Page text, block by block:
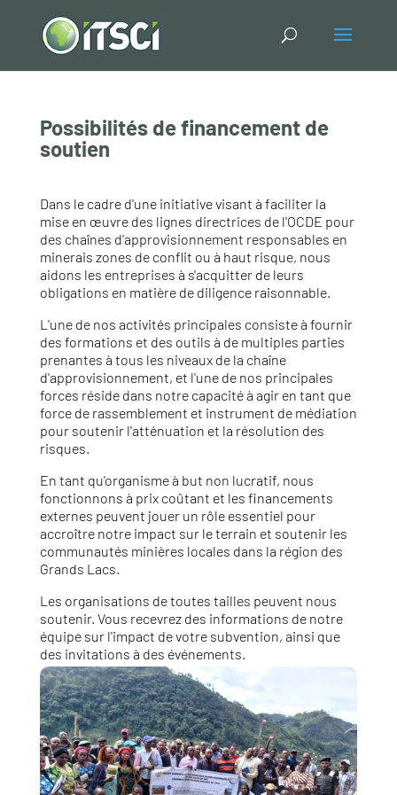
Possibilités de financement de
soutien
Dans le cadre d'une initiative visant à faciliter la
mise en œuvre des lignes directrices de l'OCDE pour
des chaînes d'approvisionnement responsables en
minerais zones de conflit ou à haut risque, nous
aidons les entreprises à s'acquitter de leurs
obligations en matière de diligence raisonnable.
L'une de nos activités principales consiste à fournir
des formations et des outils à de multiples parties
prenantes à tous les niveaux de la chaîne
d'approvisionnement, et l'une de nos principales
forces réside dans notre capacité à agir en tant que
force de rassemblement et instrument de médiation
pour soutenir l'atténuation et la résolution des
risques.
En tant qu'organisme à but non lucratif, nous
fonctionnons à prix coûtant et les financements
externes peuvent jouer un rôle essentiel pour
accroître notre impact sur le terrain et soutenir les
communautés minières locales dans la région des
Grands Lacs.
Les organisations de toutes tailles peuvent nous
soutenir. Vous recevrez des informations de notre
équipe sur l'impact de votre subvention, ainsi que
des invitations à des événements.